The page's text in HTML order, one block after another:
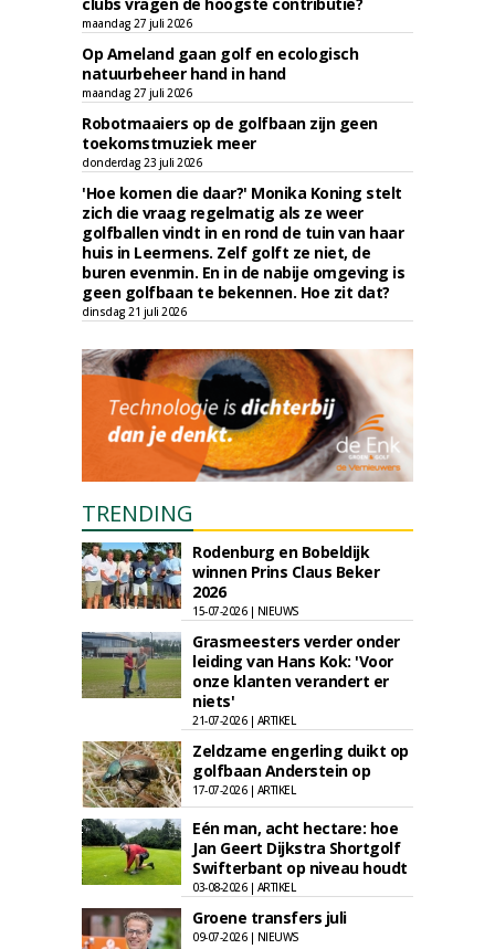
maandag 27 juli 2026
Op Ameland gaan golf en ecologisch
natuurbeheer hand in hand
maandag 27 juli 2026
Robotmaaiers op de golfbaan zijn geen
toekomstmuziek meer
donderdag 23 juli 2026
'Hoe komen die daar?' Monika Koning stelt
zich die vraag regelmatig als ze weer
golfballen vindt in en rond de tuin van haar
huis in Leermens. Zelf golft ze niet, de
buren evenmin. En in de nabije omgeving is
geen golfbaan te bekennen. Hoe zit dat?
dinsdag 21 juli 2026
TRENDING
Rodenburg en Bobeldijk
winnen Prins Claus Beker
2026
15-07-2026 | NIEUWS
Grasmeesters verder onder
leiding van Hans Kok: 'Voor
onze klanten verandert er
niets'
21-07-2026 | ARTIKEL
Zeldzame engerling duikt op
golfbaan Anderstein op
17-07-2026 | ARTIKEL
Eén man, acht hectare: hoe
Jan Geert Dijkstra Shortgolf
Swifterbant op niveau houdt
03-08-2026 | ARTIKEL
Groene transfers juli
09-07-2026 | NIEUWS